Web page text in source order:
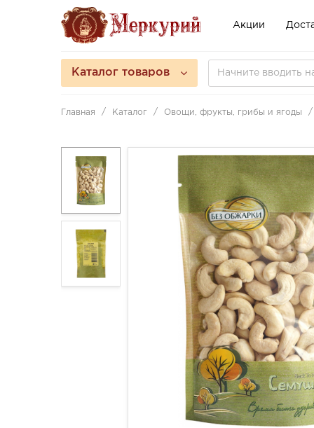
Акции
Каталог товаров
Главная Каталог Овощи, фрукты, грибы и ягоды